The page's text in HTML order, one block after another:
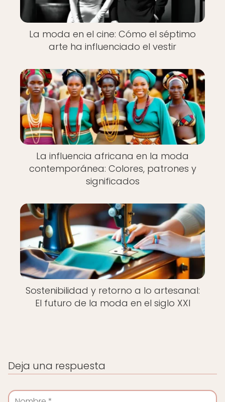
La moda en el cine: Cómo el séptimo
arte ha influenciado el vestir
La influencia africana en la moda
contemporánea: Colores, patrones y
significados
Sostenibilidad y retorno a lo artesanal:
El futuro de la moda en el siglo XXI
Deja una respuesta